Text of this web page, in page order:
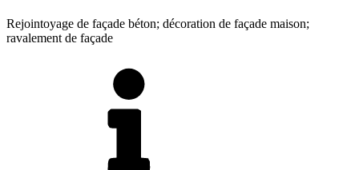
Rejointoyage de façade béton; décoration de façade maison;
ravalement de façade